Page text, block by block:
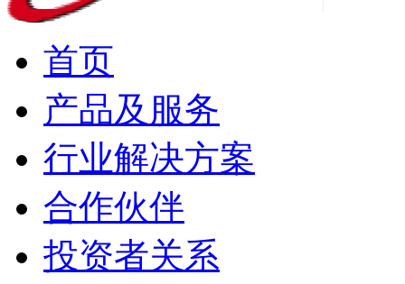
首页
产品及服务
行业解决方案
合作伙伴
投资者关系